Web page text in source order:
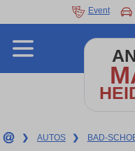
Event
❯ AUTOS ❯ BAD-